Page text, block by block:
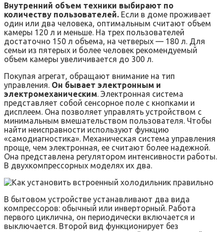
Внутренний объем техники выбирают по
количеству пользователей. Если в доме проживает
один или два человека, оптимальным считают объем
камеры 120 л и меньше. На трех пользователей
достаточно 150 л объема, на четверых — 180 л. Для
семьи из пятерых и более человек рекомендуемый
объем камеры увеличивается до 300 л.
Покупая агрегат, обращают внимание на тип
управления. Он бывает электронным и
электромеханическим . Электронная система
представляет собой сенсорное поле с кнопками и
дисплеем. Она позволяет управлять устройством с
минимальным вмешательством пользователя. Чтобы
найти неисправности используют функцию
«самодиагностика». Механическая система управления
проще, чем электронная, ее считают более надежной.
Она представлена регулятором интенсивности работы.
В двухкомпрессорных моделях их два.
В бытовом устройстве устанавливают два вида
компрессоров: обычный или инверторный. Работа
первого циклична, он периодически включается и
выключается. Второй вид функционирует без